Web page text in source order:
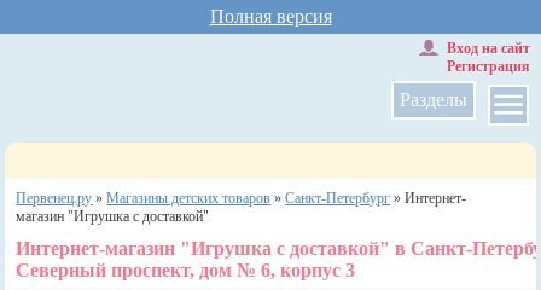
Полная версия
Разделы
Вход на сайт
Регистрация
Первенец.ру »Магазины детских товаров »Санкт-Петербург »Интернет-
магазин "Игрушка с доставкой"
Интернет-магазин "Игрушка с доставкой" в Санкт-
Северный проспект, дом № 6, корпус 3